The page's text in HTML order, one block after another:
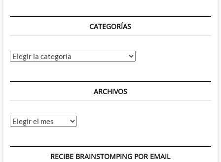
CATEGORÍAS
Categorías
ARCHIVOS
Archivos
RECIBE BRAINSTOMPING POR EMAIL